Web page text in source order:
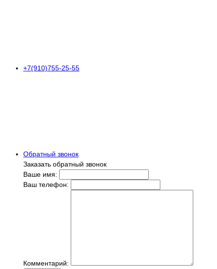
+7(910)755-25-55
Обратный звонок
Заказать обратный звонок
Ваше имя:
Ваш телефон:
Комментарий: